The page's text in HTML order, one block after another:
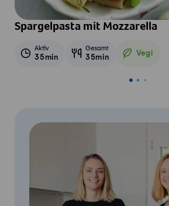
Spargelpasta mit Mozzarella
Aktiv
35min
Gesamt
35min Vegi
Vegetarisch